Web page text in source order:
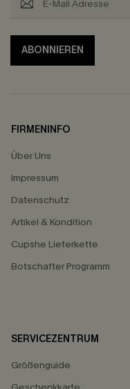
ABONNIEREN
FIRMENINFO
Über Uns
Impressum
Datenschutz
Artikel & Kondition
Cupshe Lieferkette
Botschafter Programm
SERVICEZENTRUM
Größenguide